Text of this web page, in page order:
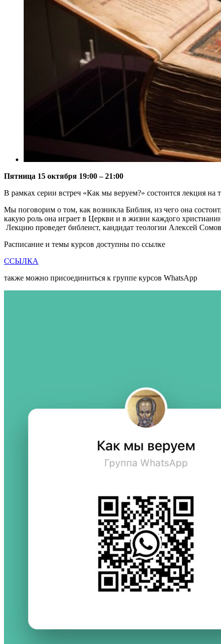
Пятница 15 октября 19:00 – 21:00
В рамках серии встреч «Как мы веруем?» состоится лекция на
Мы поговорим о том, как возникла Библия, из чего она
какую роль она играет в Церкви и в жизни каждого
Лекцию проведет библеист, кандидат теологии Алексей
Расписание и темы курсов доступны по ссылке
ССЫЛКА
также можно присоединиться к группе курсов WhatsApp